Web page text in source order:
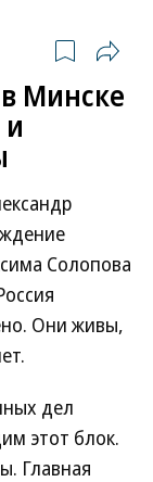
Минске
Солопова
Они живы,
дел
этот блок.
Главная